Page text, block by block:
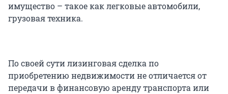
имущество – такое как легковые автомобили,
грузовая техника.
По своей сути лизинговая сделка по
приобретению недвижимости не отличается от
передачи в финансовую аренду транспорта или